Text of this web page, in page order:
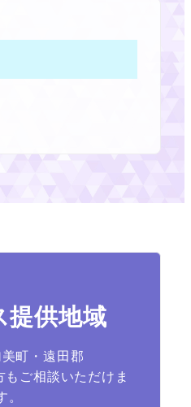
提供地域
町・遠田郡
ご相談いただけま
。